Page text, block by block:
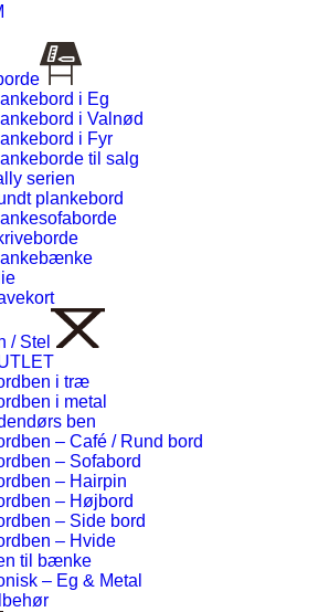
i Eg
i Valnød
i Fyr
til salg
serien
plankebord
/ Stel
i træ
i metal
ben
– Café / Rund bord
– Sofabord
– Hairpin
– Højbord
– Side bord
– Hvide
til bænke
– Eg & Metal